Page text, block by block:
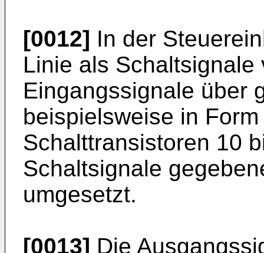
[0012] In der
Linie als Schaltsignale
Eingangssignale über
beispielsweise in
Schalttransistoren 10
Schaltsignale
umgesetzt.
[0013] Die